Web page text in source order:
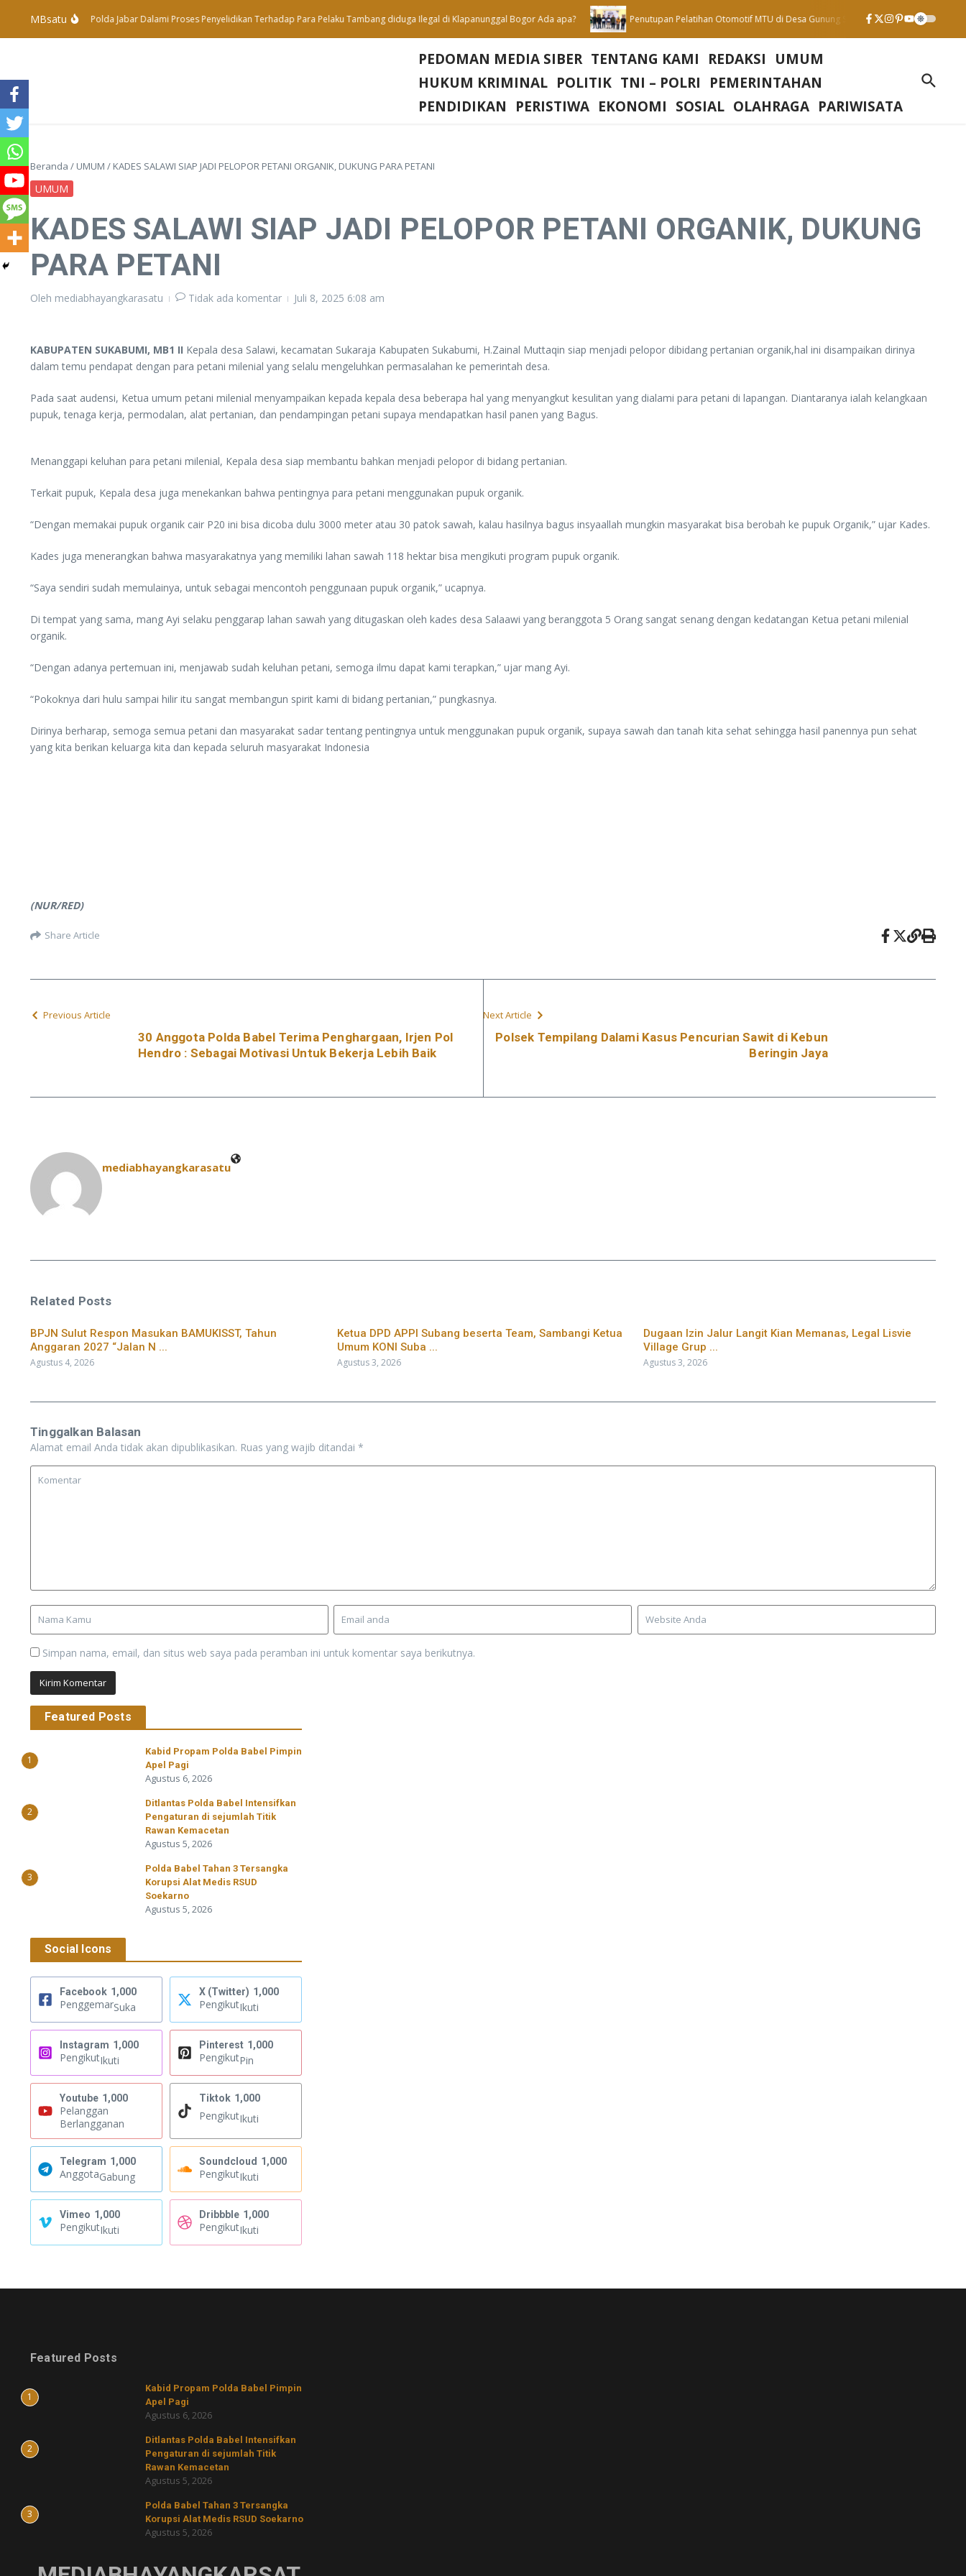
MBsatu
Subdit Tipidter Polda Jabar Dalami Proses Penyelidikan Terhadap Para Pelaku Tambang diduga Ilegal di Klapanunggal Bogor Ada apa? Penutupan Pelatihan Otomotif MTU di Desa Gunung Sari : Wujud Komitmen Tingkatkan
PEDOMAN MEDIA SIBER TENTANG KAMI REDAKSI
UMUM
HUKUM KRIMINAL POLITIK TNI – POLRI
PEMERINTAHAN
PENDIDIKAN
PERISTIWA EKONOMI SOSIAL OLAHRAGA PARIWISATA
Beranda / UMUM / KADES SALAWI SIAP JADI PELOPOR PETANI ORGANIK, DUKUNG PARA PETANI
UMUM
KADES SALAWI SIAP JADI PELOPOR PETANI ORGANIK, DUKUNG
PARA PETANI
Oleh mediabhayangkarasatu Tidak ada komentar Juli 8, 2025 6:08 am
KABUPATEN SUKABUMI, MB1 II Kepala desa Salawi, kecamatan Sukaraja Kabupaten Sukabumi, H.Zainal Muttaqin siap menjadi pelopor dibidang pertanian organik,hal ini disampaikan dirinya
dalam temu pendapat dengan para petani milenial yang selalu mengeluhkan permasalahan ke pemerintah desa.
Pada saat audensi, Ketua umum petani milenial menyampaikan kepada kepala desa beberapa hal yang menyangkut kesulitan yang dialami para petani di lapangan. Diantaranya ialah kelangkaan
pupuk, tenaga kerja, permodalan, alat pertanian, dan pendampingan petani supaya mendapatkan hasil panen yang Bagus.
Menanggapi keluhan para petani milenial, Kepala desa siap membantu bahkan menjadi pelopor di bidang pertanian.
Terkait pupuk, Kepala desa juga menekankan bahwa pentingnya para petani menggunakan pupuk organik.
“Dengan memakai pupuk organik cair P20 ini bisa dicoba dulu 3000 meter atau 30 patok sawah, kalau hasilnya bagus insyaallah mungkin masyarakat bisa berobah ke pupuk Organik,” ujar Kades.
Kades juga menerangkan bahwa masyarakatnya yang memiliki lahan sawah 118 hektar bisa mengikuti program pupuk organik.
“Saya sendiri sudah memulainya, untuk sebagai mencontoh penggunaan pupuk organik,” ucapnya.
Di tempat yang sama, mang Ayi selaku penggarap lahan sawah yang ditugaskan oleh kades desa Salaawi yang beranggota 5 Orang sangat senang dengan kedatangan Ketua petani milenial
organik.
“Dengan adanya pertemuan ini, menjawab sudah keluhan petani, semoga ilmu dapat kami terapkan,” ujar mang Ayi.
“Pokoknya dari hulu sampai hilir itu sangat membangun spirit kami di bidang pertanian,” pungkasnya.
Dirinya berharap, semoga semua petani dan masyarakat sadar tentang pentingnya untuk menggunakan pupuk organik, supaya sawah dan tanah kita sehat sehingga hasil panennya pun sehat
yang kita berikan keluarga kita dan kepada seluruh masyarakat Indonesia
(NUR/RED)
Share Article
Previous Article
30 Anggota Polda Babel Terima Penghargaan, Irjen Pol
Hendro : Sebagai Motivasi Untuk Bekerja Lebih Baik
Next Article
Polsek Tempilang Dalami Kasus Pencurian Sawit di Kebun
Beringin Jaya
mediabhayangkarasatu
Related Posts
BPJN Sulut Respon Masukan BAMUKISST, Tahun
Anggaran 2027 “Jalan N ...
Agustus 4, 2026
Ketua DPD APPI Subang beserta Team, Sambangi Ketua
Umum KONI Suba ...
Agustus 3, 2026
Dugaan Izin Jalur Langit Kian Memanas, Legal Lisvie
Village Grup ...
Agustus 3, 2026
Tinggalkan Balasan
Alamat email Anda tidak akan dipublikasikan. Ruas yang wajib ditandai *
Simpan nama, email, dan situs web saya pada peramban ini untuk komentar saya berikutnya.
Featured Posts
1
Kabid Propam Polda Babel Pimpin
Apel Pagi
Agustus 6, 2026
2
Ditlantas Polda Babel Intensifkan
Pengaturan di sejumlah Titik
Rawan Kemacetan
Agustus 5, 2026
3
Polda Babel Tahan 3 Tersangka
Korupsi Alat Medis RSUD
Soekarno
Agustus 5, 2026
Social Icons
Facebook 1,000
PenggemarSuka
X (Twitter) 1,000
PengikutIkuti
Instagram 1,000
PengikutIkuti
Pinterest 1,000
PengikutPin
Youtube 1,000
Pelanggan
Berlangganan
Tiktok 1,000
PengikutIkuti
Telegram 1,000
AnggotaGabung
Soundcloud 1,000
PengikutIkuti
Vimeo 1,000
PengikutIkuti
Dribbble 1,000
PengikutIkuti
Featured Posts
1
Kabid Propam Polda Babel Pimpin
Apel Pagi
Agustus 6, 2026
2
Ditlantas Polda Babel Intensifkan
Pengaturan di sejumlah Titik
Rawan Kemacetan
Agustus 5, 2026
3
Polda Babel Tahan 3 Tersangka
Korupsi Alat Medis RSUD Soekarno
Agustus 5, 2026